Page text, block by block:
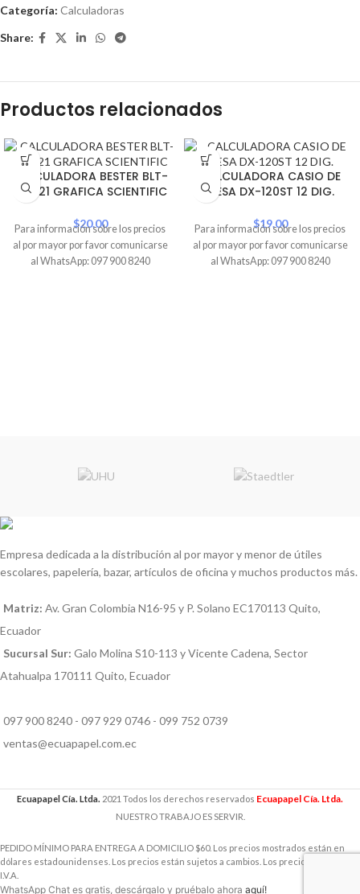
Categoría: Calculadoras
Share:
Productos relacionados
CALCULADORA BESTER BLT-
CS-121 GRAFICA SCIENTIFIC
$20.00
Para información sobre los precios
al por mayor por favor comunicarse
al WhatsApp: 097 900 8240
CALCULADORA CASIO DE
MESA DX-120ST 12 DIG.
$19.00
Para información sobre los precios
al por mayor por favor comunicarse
al WhatsApp: 097 900 8240
Empresa dedicada a la distribución al por mayor y menor de útiles
escolares, papelería, bazar, artículos de oficina y muchos productos más.
Matriz: Av. Gran Colombia N16-95 y P. Solano EC170113 Quito,
Ecuador
Sucursal Sur: Galo Molina S10-113 y Vicente Cadena, Sector
Atahualpa 170111 Quito, Ecuador
097 900 8240 - 097 929 0746 - 099 752 0739
ventas@ecuapapel.com.ec
Ecuapapel Cía. Ltda. 2021 Todos los derechos reservados Ecuapapel Cía. Ltda.
NUESTRO TRABAJO ES SERVIR.
PEDIDO MÍNIMO PARA ENTREGA A DOMICILIO $60. Los precios mostrados están en
dólares estadounidenses. Los precios están sujetos a cambios. Los precios incluyen
I.V.A.
WhatsApp Chat es gratis, descárgalo y pruébalo ahora aquí!